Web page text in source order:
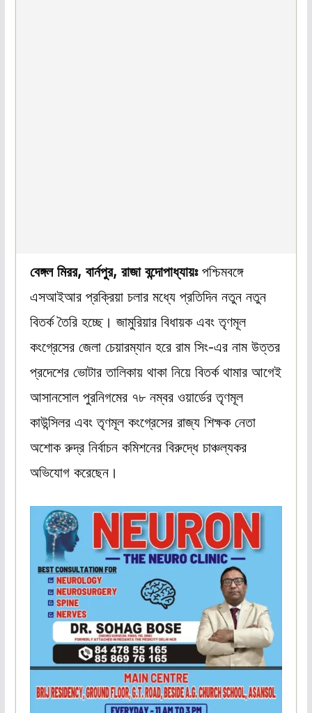
বেঙ্গল মিরর, বার্নপুর, রাজা বন্দোপাধ্যায়ঃপশ্চিমবঙ্গে
এসআইআর প্রক্রিয়া চলার মধ্যে প্রতিদিন নতুন নতুন
বিতর্ক তৈরি হচ্ছে। জামুরিয়ার বিধায়ক এবং তৃণমূল
কংগ্রেসের জেলা চেয়ারম্যান হরে রাম সিং-এর নাম উত্তর
প্রদেশের ভোটার তালিকায় থাকা নিয়ে বিতর্ক থামার আগেই
আসানসোল পুরনিগমের ৭৮ নম্বর ওয়ার্ডের তৃণমূল
কাউন্সিলর এবং তৃণমূল কংগ্রেসের রাজ্য শিক্ষক নেতা
অশোক রুদ্র নির্বাচন কমিশনের বিরুদ্ধে চাঞ্চল্যকর
অভিযোগ করেছেন।